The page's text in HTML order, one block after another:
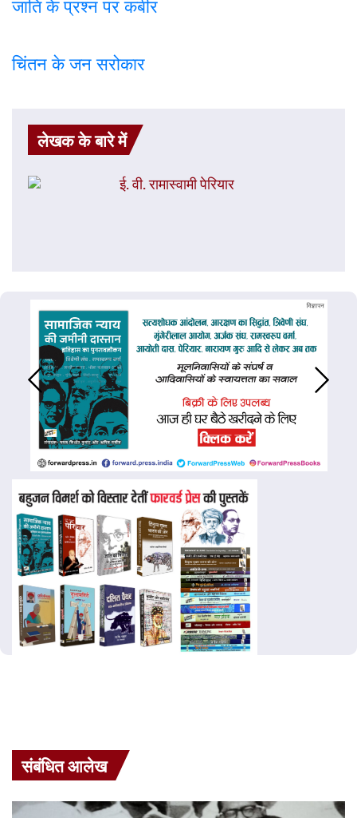
जाति के प्रश्न पर कबीर
चिंतन के जन सरोकार
लेखक के बारे में
ई. वी. रामास्वामी पेरियार
संबंधित आलेख